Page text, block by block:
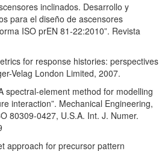
inclinados. Desarrollo y
para el diseño de ascensores
ISO prEN 81-22:2010”. Revista
for response histories: perspectives
Velag London Limited, 2007.
spectral-element method for modelling
interaction”. Mechanical Engineering,
80309-0427, U.S.A. Int. J. Numer.
approach for precursor pattern